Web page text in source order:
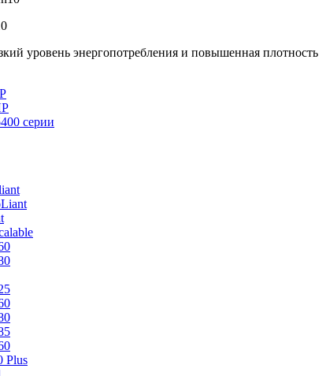
уровень энергопотребления и повышенная плотность
серии
Plus